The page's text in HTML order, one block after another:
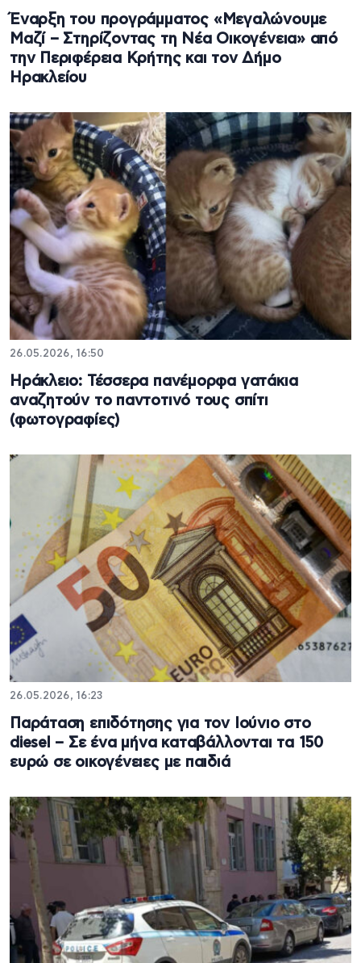
Έναρξη του προγράμματος «Μεγαλώνουμε
Μαζί – Στηρίζοντας τη Νέα Οικογένεια» από
την Περιφέρεια Κρήτης και τον Δήμο
Ηρακλείου
26.05.2026, 16:50
Ηράκλειο: Τέσσερα πανέμορφα γατάκια
αναζητούν το παντοτινό τους σπίτι
(φωτογραφίες)
26.05.2026, 16:23
Παράταση επιδότησης για τον Ιούνιο στο
diesel – Σε ένα μήνα καταβάλλονται τα 150
ευρώ σε οικογένειες με παιδιά